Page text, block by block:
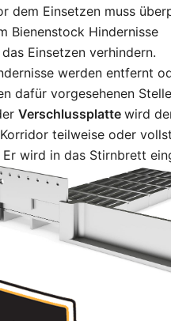
dem Einsetzen muss
Bienenstock Hindernisse
das Einsetzen verhindern.
werden entfernt
dafür vorgesehenen
Verschlussplatte wird
Korridor teilweise oder
Er wird in das Stirnbrett